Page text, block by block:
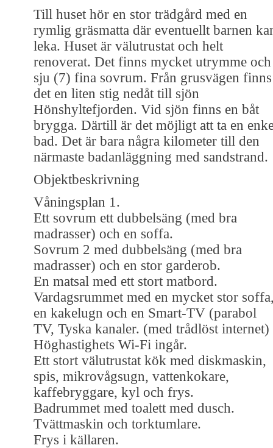
Till huset hör en stor trädgård med en
rymlig gräsmatta där eventuellt barnen
leka. Huset är välutrustat och helt
renoverat. Det finns mycket utrymme och
sju (7) fina sovrum. Från grusvägen finns
det en liten stig nedåt till sjön
Hönshyltefjorden. Vid sjön finns en båt
brygga. Därtill är det möjligt att ta en
bad. Det är bara några kilometer till den
närmaste badanläggning med sandstrand.
Objektbeskrivning
Våningsplan 1.
Ett sovrum ett dubbelsäng (med bra
madrasser) och en soffa.
Sovrum 2 med dubbelsäng (med bra
madrasser) och en stor garderob.
En matsal med ett stort matbord.
Vardagsrummet med en mycket stor
en kakelugn och en Smart-TV (parabol
TV, Tyska kanaler. (med trådlöst internet)
Höghastighets Wi-Fi ingår.
Ett stort välutrustat kök med diskmaskin,
spis, mikrovågsugn, vattenkokare,
kaffebryggare, kyl och frys.
Badrummet med toalett med dusch.
Tvättmaskin och torktumlare.
Frys i källaren.